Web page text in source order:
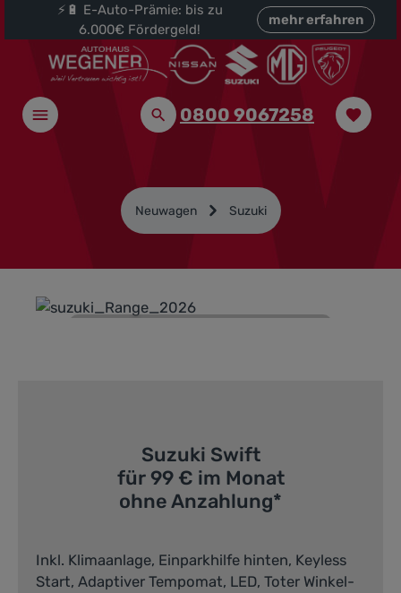
springen
⚡🔋 E-Auto-Prämie: bis zu
6.000€ Fördergeld!
mehr erfahren
0800 9067258
Neuwagen Suzuki
Ludwigsfelde,
Nauen, Potsdam
vielseitige Suzuki
Modellwelt – vom
Suzuki Swift
für 99 € im Monat
ohne Anzahlung*
Inkl. Klimaanlage, Einparkhilfe hinten, Keyless
Start, Adaptiver Tempomat, LED, Toter Winkel-